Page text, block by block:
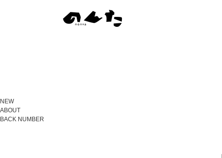
NEW
ABOUT
BACK NUMBER